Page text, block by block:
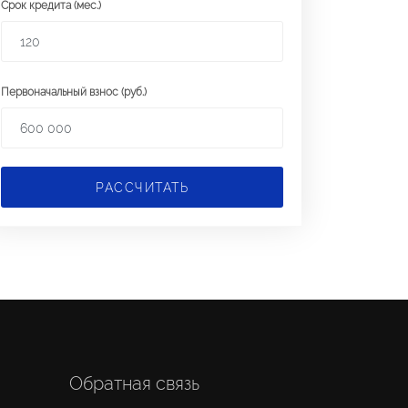
Срок кредита (мес.)
Первоначальный взнос (руб.)
РАССЧИТАТЬ
Обратная связь